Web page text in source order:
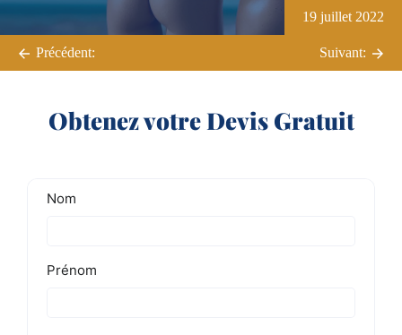
19 juillet 2022
Navigation
de
l’article
Précédent: Suivant:
Obtenez votre Devis Gratuit